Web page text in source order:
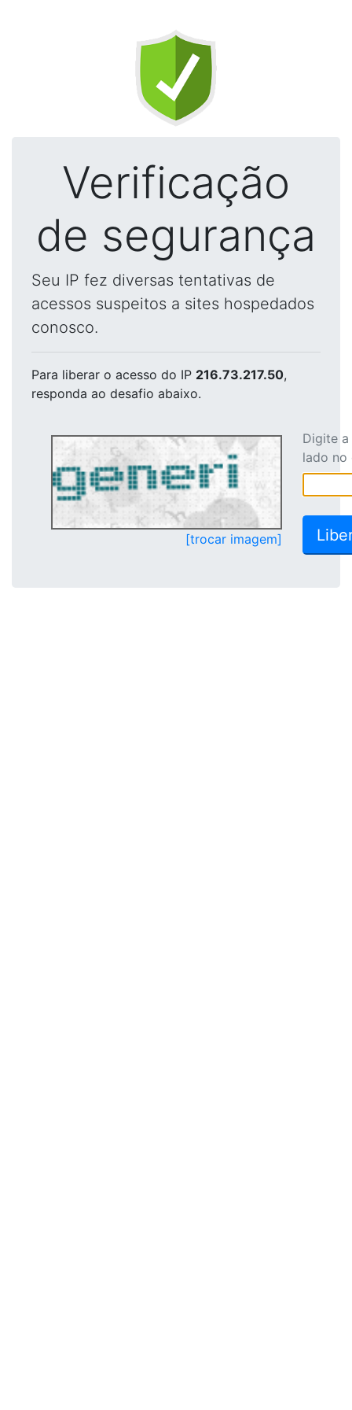
Verificação
de segurança
Seu IP fez diversas tentativas de
acessos suspeitos a sites hospedados
conosco.
Para liberar o acesso do IP 216.73.217.50,
responda ao desafio abaixo.
[trocar imagem]
Digite
lado no